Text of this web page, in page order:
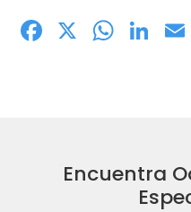
Facebook
X
Encuentra